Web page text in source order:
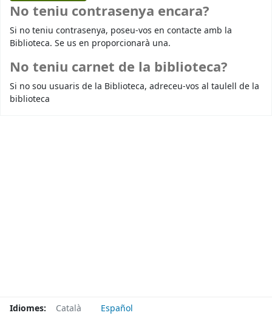
No teniu contrasenya encara?
Si no teniu contrasenya, poseu-vos en contacte amb la
Biblioteca. Se us en proporcionarà una.
No teniu carnet de la biblioteca?
Si no sou usuaris de la Biblioteca, adreceu-vos al taulell de la
biblioteca
Idiomes: Català Español